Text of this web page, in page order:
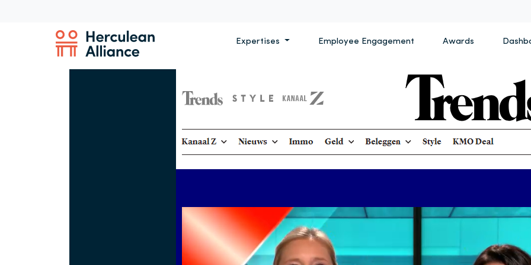
Expertises Employee Engagement Awards